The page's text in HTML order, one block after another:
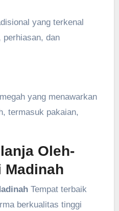
yang terkenal
perhiasan, dan
yang menawarkan
termasuk pakaian,
Oleh-
Madinah
Tempat terbaik
berkualitas tinggi